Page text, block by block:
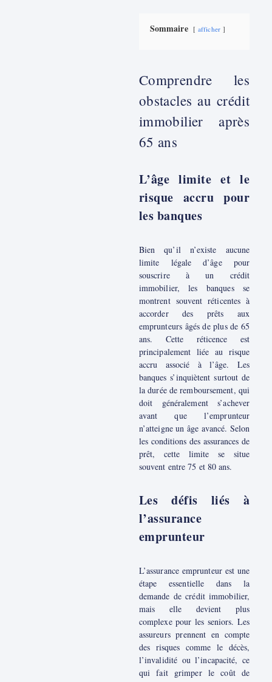
Sommaire afficher
Comprendre les
obstacles au crédit
immobilier après
65 ans
L’âge limite et le
risque accru pour
les banques
Bien qu’il n’existe aucune
limite légale d’âge pour
souscrire à un crédit
immobilier, les banques se
montrent souvent réticentes à
accorder des prêts aux
emprunteurs âgés de plus de 65
ans. Cette réticence est
principalement liée au risque
accru associé à l’âge. Les
banques s’inquiètent surtout de
la durée de remboursement, qui
doit généralement s’achever
avant que l’emprunteur
n’atteigne un âge avancé. Selon
les conditions des assurances de
prêt, cette limite se situe
souvent entre 75 et 80 ans.
Les défis liés à
l’assurance
emprunteur
L’assurance emprunteur est une
étape essentielle dans la
demande de crédit immobilier,
mais elle devient plus
complexe pour les seniors. Les
assureurs prennent en compte
des risques comme le décès,
l’invalidité ou l’incapacité, ce
qui fait grimper le coût de